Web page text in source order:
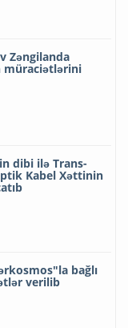
Zəngilanda
müraciətlərini
dibi ilə Trans-
Kabel Xəttinin
bağlı
verilib